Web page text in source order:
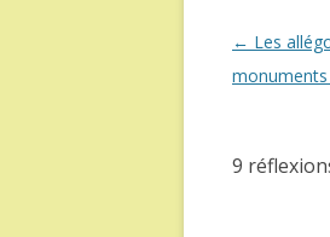
Navigation
des
← Les
9